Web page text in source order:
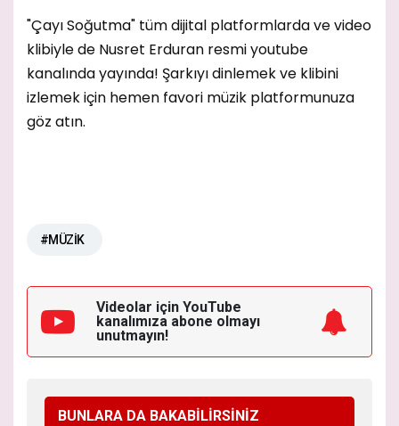
"Çayı Soğutma" tüm dijital platformlarda ve video
klibiyle de Nusret Erduran resmi youtube
kanalında yayında! Şarkıyı dinlemek ve klibini
izlemek için hemen favori müzik platformunuza
göz atın.
#MÜZİK
Videolar için YouTube
kanalımıza abone olmayı
unutmayın!
BUNLARA DA BAKABİLİRSİNİZ